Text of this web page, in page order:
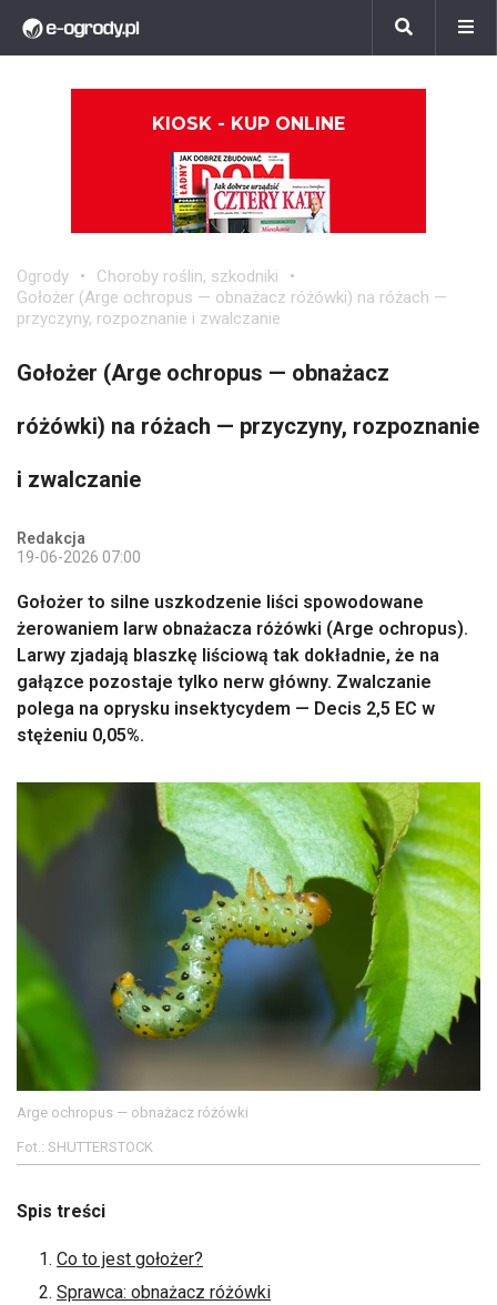
KIOSK - KUP ONLINE
Ogrody
Choroby roślin, szkodniki
Gołożer (Arge ochropus — obnażacz różówki) na różach —
przyczyny, rozpoznanie i zwalczanie
Gołożer (Arge ochropus — obnażacz
różówki) na różach — przyczyny, rozpoznanie
i zwalczanie
Redakcja
19-06-2026 07:00
Gołożer to silne uszkodzenie liści spowodowane
żerowaniem larw obnażacza różówki (Arge ochropus).
Larwy zjadają blaszkę liściową tak dokładnie, że na
gałązce pozostaje tylko nerw główny. Zwalczanie
polega na oprysku insektycydem — Decis 2,5 EC w
stężeniu 0,05%.
Arge ochropus — obnażacz różówki
Fot.: SHUTTERSTOCK
Spis treści
Co to jest gołożer?
Sprawca: obnażacz różówki